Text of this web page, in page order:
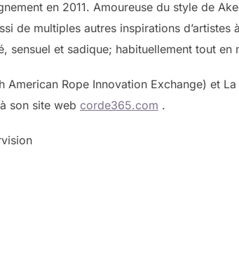
en 2011. Amoureuse du style de
de multiples autres inspirations
sensuel et sadique; habituellement tout en
American Rope Innovation Exchange) et
son site web corde365.com .